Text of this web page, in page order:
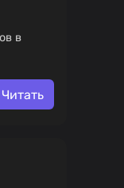
в
Читать